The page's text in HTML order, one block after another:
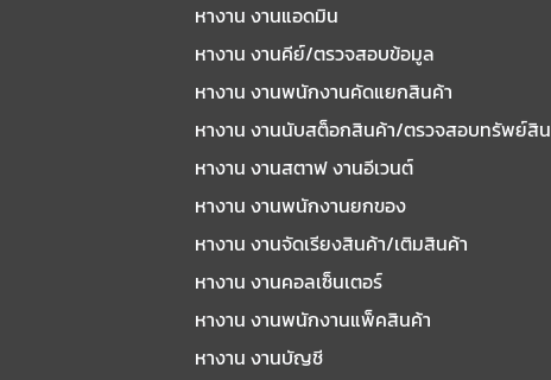
หางาน งานแอดมิน
หางาน งานคีย์/ตรวจสอบข้อมูล
หางาน งานพนักงานคัดแยกสินค้า
หางาน งานนับสต็อกสินค้า/ตรวจสอบทรัพย์สิน
หางาน งานสตาฟ งานอีเวนต์
หางาน งานพนักงานยกของ
หางาน งานจัดเรียงสินค้า/เติมสินค้า
หางาน งานคอลเซ็นเตอร์
หางาน งานพนักงานแพ็คสินค้า
หางาน งานบัญชี